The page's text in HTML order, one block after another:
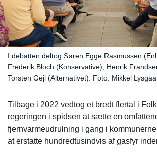
I debatten deltog Søren Egge Rasmussen
Frederik Bloch (Konservative), Henrik
Torsten Gejl (Alternativet). Foto: Mikkel
Tilbage i 2022 vedtog et bredt flertal i
regeringen i spidsen at sætte en
fjernvarmeudrulning i gang i
at erstatte hundredtusindvis af gasfyr